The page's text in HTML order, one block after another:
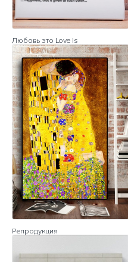
Любовь это Love is
Репродукция